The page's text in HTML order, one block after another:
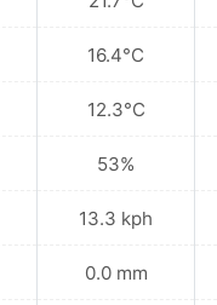
16.4°C
12.3°C
53%
13.3 kph
0.0 mm